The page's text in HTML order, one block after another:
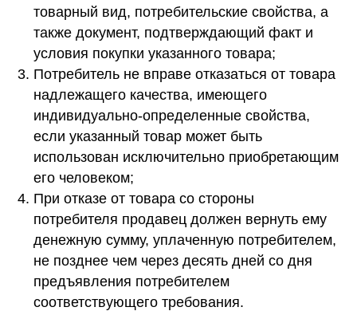
товарный вид, потребительские свойства, а
также документ, подтверждающий факт и
условия покупки указанного товара;
Потребитель не вправе отказаться от товара
надлежащего качества, имеющего
индивидуально-определенные свойства,
если указанный товар может быть
использован исключительно приобретающим
его человеком;
При отказе от товара со стороны
потребителя продавец должен вернуть ему
денежную сумму, уплаченную потребителем,
не позднее чем через десять дней со дня
предъявления потребителем
соответствующего требования.